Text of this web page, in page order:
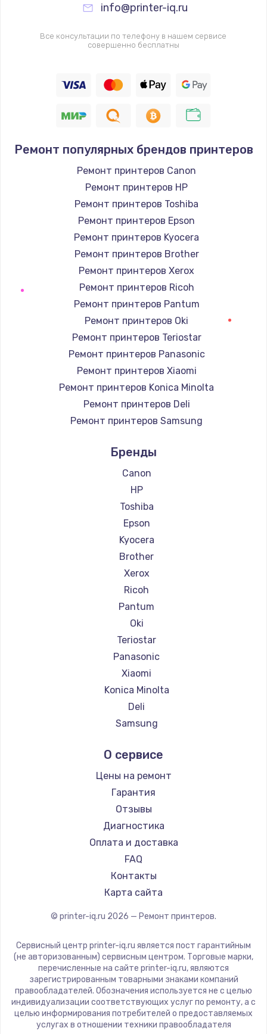
от 880 руб.
Заказать
от 1100 руб.
от 550 руб.
Ремонт Bluetooth модуля
от 880 руб.
Ремонт динамика
от 550 руб.
Ремонт микросхемы питания
от 1100 руб.
Заказать
Замена задней крышки
от 550 руб.
Заказать
Ремонт вибромотора
от 550 руб.
Заказать
Замена экрана
от 1300 руб.
Заказать
Замена микрофона
от 600 руб.
Заказать
Ремонт микросхемы Wi-Fi
от 1100 руб.
Заказать
Замена антенны
Заказать
Ремонт микросхемы управления
от 1100 руб.
Заказать
Замена микросхемы питания
от 1100 руб.
Заказать
Ремонт NFC модуля
Заказать
Ремонт микросхемы NFC
от 1100 руб.
Заказать
info@printer-iq.ru
Все консультации по телефону в нашем сервисе
совершенно бесплатны
Ремонт популярных брендов принтеров
Ремонт принтеров Canon
Ремонт принтеров HP
Ремонт принтеров Toshiba
Ремонт принтеров Epson
Ремонт принтеров Kyocera
Ремонт принтеров Brother
Ремонт принтеров Xerox
Ремонт принтеров Ricoh
Ремонт принтеров Pantum
Ремонт принтеров Oki
Ремонт принтеров Teriostar
Ремонт принтеров Panasonic
Ремонт принтеров Xiaomi
Ремонт принтеров Konica Minolta
Ремонт принтеров Deli
Ремонт принтеров Samsung
Ремонт принтеров Lexmark
Ремонт принтеров Sharp
Ремонт принтеров TSC
Ремонт принтеров Fujitsu
Ремонт принтеров Godex
Бренды
Canon
HP
Toshiba
Epson
Kyocera
Brother
Xerox
Ricoh
Pantum
Oki
Teriostar
Panasonic
Xiaomi
Konica Minolta
Deli
Samsung
Lexmark
Sharp
TSC
Fujitsu
Godex
О сервисе
Цены на ремонт
Гарантия
Отзывы
Диагностика
Оплата и доставка
FAQ
Контакты
Карта сайта
© printer-iq.ru 2026 — Ремонт принтеров.
Сервисный центр printer-iq.ru является пост гарантийным
(не авторизованным) сервисным центром. Торговые марки,
перечисленные на сайте printer-iq.ru, являются
зарегистрированным товарными знаками компаний
правообладателей. Обозначения используется не с целью
индивидуализации соответствующих услуг по ремонту, а с
целью информирования потребителей о предоставляемых
услугах в отношении техники правообладателя